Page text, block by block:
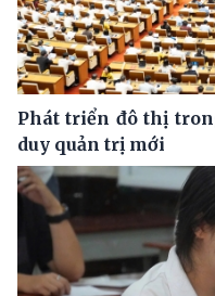
Phát triển đô thị
duy quản trị mới